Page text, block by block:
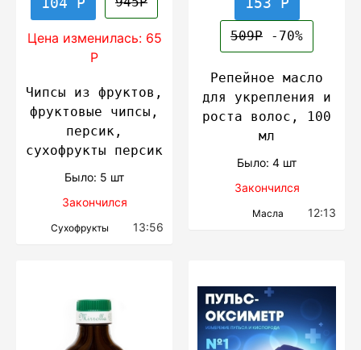
Цена изменилась: 65
Р
Чипсы из фруктов,
фруктовые чипсы,
персик,
сухофрукты персик
Было: 5 шт
Закончился
Сухофрукты 13:56
509Р -70%
Репейное масло
для укрепления и
роста волос, 100
мл
Было: 4 шт
Закончился
Масла 12:13